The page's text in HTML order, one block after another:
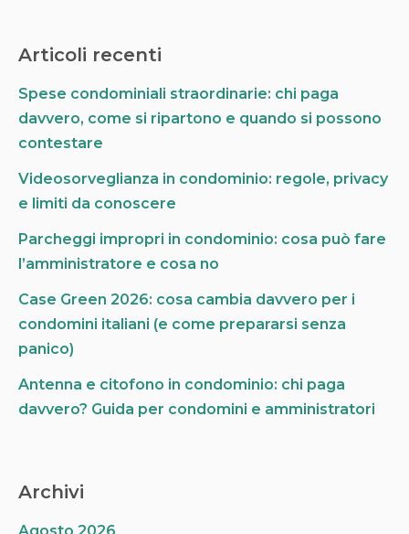
c
p
e
r
Articoli recenti
Spese condominiali straordinarie: chi paga
davvero, come si ripartono e quando si possono
contestare
Videosorveglianza in condominio: regole, privacy
e limiti da conoscere
Parcheggi impropri in condominio: cosa può fare
l’amministratore e cosa no
Case Green 2026: cosa cambia davvero per i
condomini italiani (e come prepararsi senza
panico)
Antenna e citofono in condominio: chi paga
davvero? Guida per condomini e amministratori
Archivi
Agosto 2026